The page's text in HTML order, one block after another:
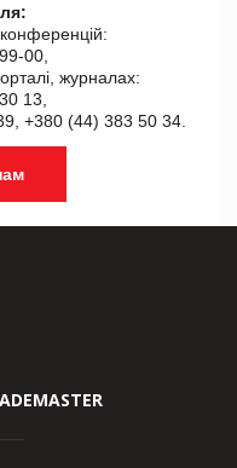
00,
журналах:
13,
+380 (44) 383 50 34.